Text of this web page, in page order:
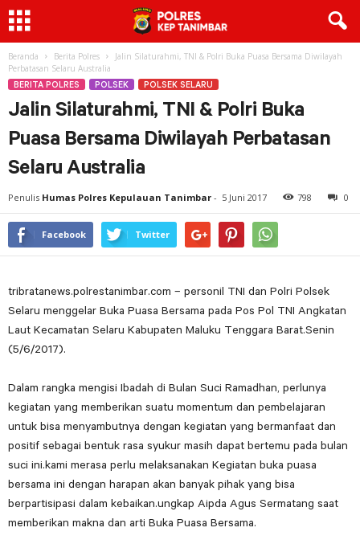
Beranda Berita Polres
Jalin Silaturahmi, TNI & Polri Buka Puasa Bersama Diwilayah
Perbatasan Selaru Australia
BERITA POLRES POLSEK POLSEK SELARU
Jalin Silaturahmi, TNI & Polri Buka
Puasa Bersama Diwilayah Perbatasan
Selaru Australia
Penulis Humas Polres Kepulauan Tanimbar - 5 Juni 2017 798 0
Facebook Twitter
tribratanews.polrestanimbar.com – personil TNI dan Polri Polsek
Selaru menggelar Buka Puasa Bersama pada Pos Pol TNI Angkatan
Laut Kecamatan Selaru Kabupaten Maluku Tenggara Barat.Senin
(5/6/2017).
Dalam rangka mengisi Ibadah di Bulan Suci Ramadhan, perlunya
kegiatan yang memberikan suatu momentum dan pembelajaran
untuk bisa menyambutnya dengan kegiatan yang bermanfaat dan
positif sebagai bentuk rasa syukur masih dapat bertemu pada bulan
suci ini.kami merasa perlu melaksanakan Kegiatan buka puasa
bersama ini dengan harapan akan banyak pihak yang bisa
berpartisipasi dalam kebaikan.ungkap Aipda Agus Sermatang saat
memberikan makna dan arti Buka Puasa Bersama.